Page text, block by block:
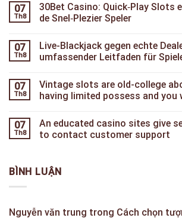
07
Th8
30Bet Casino: Quick‑Play Slots
de Snel‑Plezier Speler
07
Th8
Live-Blackjack gegen echte
umfassender Leitfaden für
07
Th8
Vintage slots are old-college
having limited possess and you
07
Th8
An educated casino sites give
to contact customer support
BÌNH LUẬN
Nguyễn văn trung trong Cách chọn